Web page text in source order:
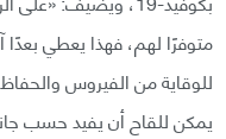
متوفرًا لهم، فهذا يعطي بعدًا
للوقاية من الفيروس
يمكن للقاح أن يفيد حسب